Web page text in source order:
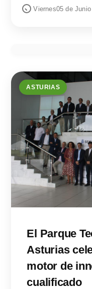
Viernes05 de
ASTURIAS
El Parque
Asturias
motor de
cualificado